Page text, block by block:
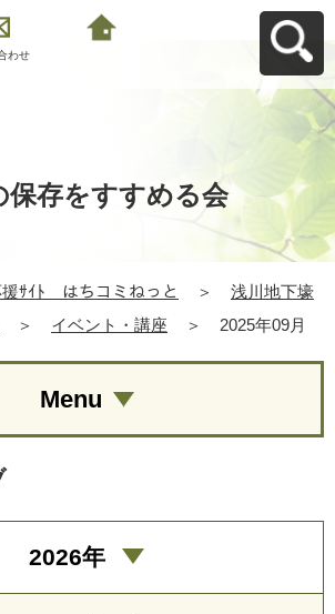
わせ
保存をすすめる会
援ｻｲﾄ はちコミねっと ＞
浅川地下壕
＞ イベント・講座 ＞ 2025年09月
Menu
2026年